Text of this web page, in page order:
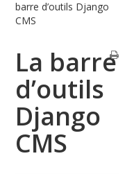
barre d’outils Django
CMS
La barre
d’outils
Django
CMS